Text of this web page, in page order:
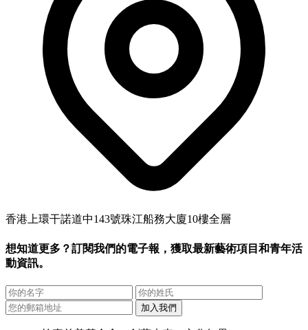
香港上環干諾道中143號珠江船務大廈10樓全層
想知道更多？訂閱我們的電子報，獲取最新藝術項目和青年活
動資訊。
加入我們